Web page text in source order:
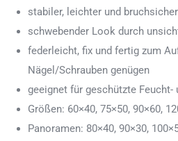
stabiler, leichter und
schwebender Look durch
federleicht, fix und fertig zum
Nägel/Schrauben genügen
geeignet für geschützte Feucht-
Größen: 60×40, 75×50, 90×60,
Panoramen: 80×40, 90×30,